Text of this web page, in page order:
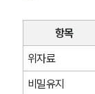
항목
위자료
비밀유지